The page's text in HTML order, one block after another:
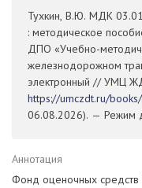
Тухкин, В.Ю. МДК
: методическое
ДПО «Учебно-
железнодорожном
электронный // УМЦ
https://umczdt.ru/
06.08.2026). — Режим
Аннотация
Фонд оценочных